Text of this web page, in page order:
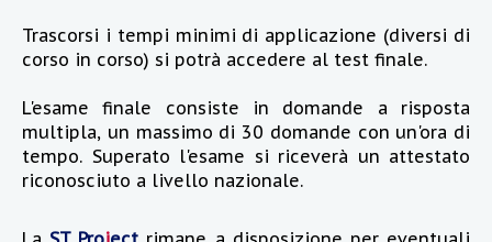
Trascorsi i tempi minimi di applicazione (diversi di
corso in corso) si potrà accedere al test finale.
L'esame finale consiste in domande a risposta
multipla, un massimo di 30 domande con un'ora di
tempo. Superato l'esame si riceverà un attestato
riconosciuto a livello nazionale.